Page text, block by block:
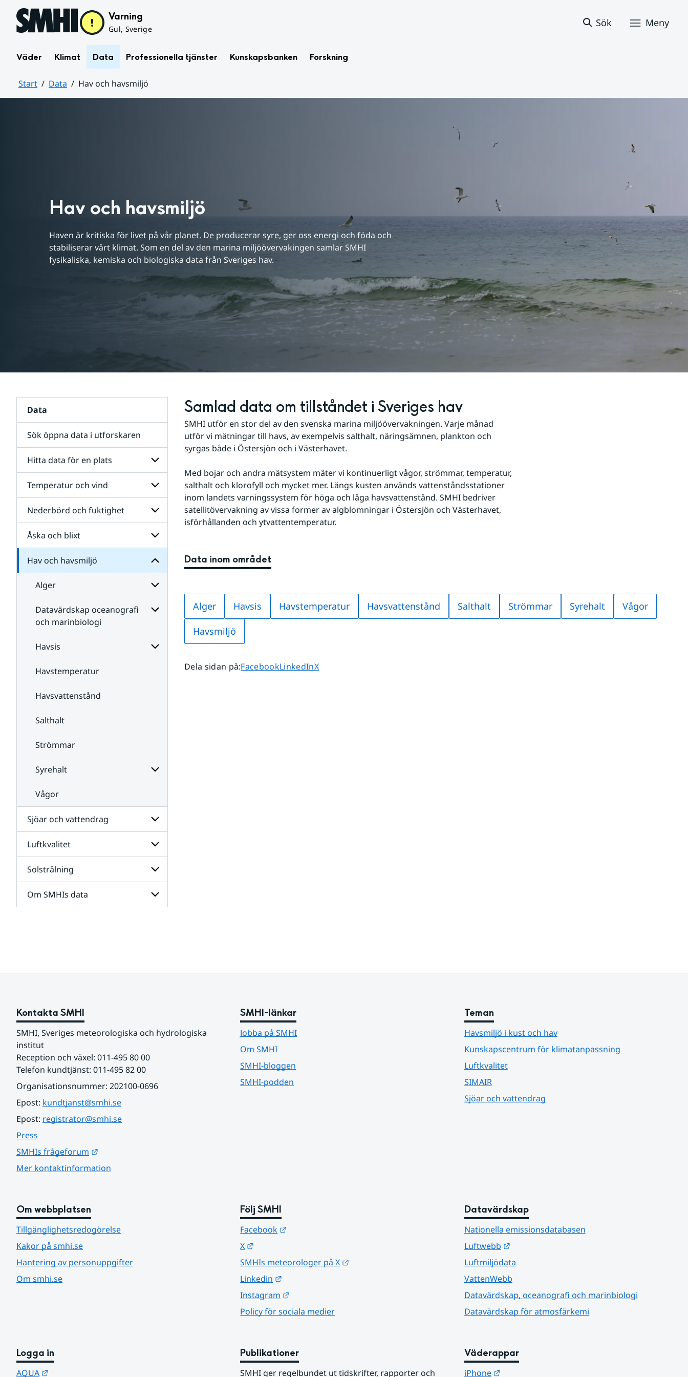
Hoppa till sidans innehåll Varning
Gul, Sverige
Sök Meny
Väder Klimat Data Professionella tjänster Kunskapsbanken Forskning
Start Data
Hav och havsmiljö
Hav och havsmiljö
Haven är kritiska för livet på vår planet. De producerar syre, ger oss energi och föda och
stabiliserar vårt klimat. Som en del av den marina miljöövervakingen samlar SMHI
fysikaliska, kemiska och biologiska data från Sveriges hav.
Data
Sök öppna data i utforskaren
Hitta data för en plats
Undersidor
för
Hitta
data
för
en
Temperatur och vind
Undersidor
för
Temperatur
och
vind
Nederbörd och fuktighet
Undersidor
för
Nederbörd
och
Åska och blixt
Undersidor
Åska
och
Hav och havsmiljö
Undersidor
för
Hav
och
havsmiljö
Alger
Undersidor
Datavärdskap oceanografi
och marinbiologi
för
oceanografi
Havsis
Undersidor
Havstemperatur
Havsvattenstånd
Salthalt
Strömmar
Syrehalt
för
Syrehalt
Vågor
Sjöar och vattendrag
Undersidor
för
Sjöar
och
vattendrag
Luftkvalitet
Undersidor
för
Luftkvalitet
Solstrålning
Undersidor
för
Om SMHIs data
Samlad data om tillståndet i Sveriges hav
SMHI utför en stor del av den svenska marina miljöövervakningen. Varje månad
utför vi mätningar till havs, av exempelvis salthalt, näringsämnen, plankton och
syrgas både i Östersjön och i Västerhavet.
Med bojar och andra mätsystem mäter vi kontinuerligt vågor, strömmar, temperatur,
salthalt och klorofyll och mycket mer. Längs kusten används vattenståndsstationer
inom landets varningssystem för höga och låga havsvattenstånd. SMHI bedriver
satellitövervakning av vissa former av algblomningar i Östersjön och Västerhavet,
isförhållanden och ytvattentemperatur.
Data inom området
Alger Havsis Havstemperatur Havsvattenstånd Salthalt Strömmar Syrehalt Vågor
Havsmiljö
Dela sidan på:Dela sidan på
FacebookDela sidan på
LinkedInDela sidan på
X
Kontakta SMHI
SMHI, Sveriges meteorologiska och hydrologiska
institut
Reception och växel: 011-495 80 00
Telefon kundtjänst: 011-495 82 00
Organisationsnummer: 202100-0696
Epost: kundtjanst@smhi.se
Epost: registrator@smhi.se
Press
SMHIs frågeforum
Mer kontaktinformation
SMHI-länkar
Jobba på SMHI
Om SMHI
SMHI-bloggen
SMHI-podden
Teman
Havsmiljö i kust och hav
Kunskapscentrum för klimatanpassning
Luftkvalitet
SIMAIR
Sjöar och vattendrag
Om webbplatsen
Tillgänglighetsredogörelse
Kakor på smhi.se
Hantering av personuppgifter
Om smhi.se
Följ SMHI
Facebook
X
SMHIs meteorologer på X
Linkedin
Instagram
Policy för sociala medier
Datavärdskap
Nationella emissionsdatabasen
Luftwebb
Länk till annan webbplats.
Luftmiljödata
VattenWebb
Datavärdskap, oceanografi och marinbiologi
Datavärdskap för atmosfärkemi
Logga in
AQUA
Publikationer
SMHI ger regelbundet ut tidskrifter, rapporter och
Väderappar
iPhone Länk till annan webbplats.